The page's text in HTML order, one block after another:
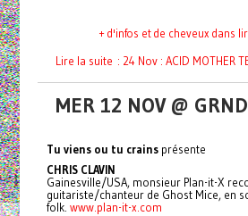
+ d'infos et de cheveux dans
Lire la suite : 24 Nov : ACID MOTHER
MER 12 NOV @
Tu viens ou tu crains présente
CHRIS CLAVIN
Gainesville/USA, monsieur Plan-it-X
guitariste/chanteur de Ghost Mice, en
folk. www.plan-it-x.com